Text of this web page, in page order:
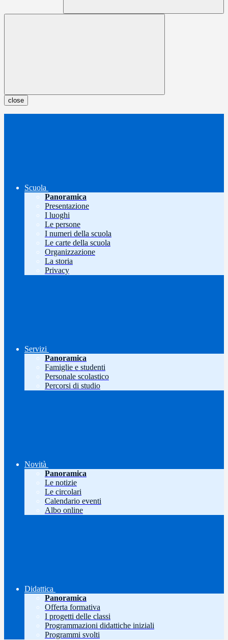
close
Scuola
Panoramica
Presentazione
I luoghi
Le persone
I numeri della scuola
Le carte della scuola
Organizzazione
La storia
Privacy
Servizi
Panoramica
Famiglie e studenti
Personale scolastico
Percorsi di studio
Novità
Panoramica
Le notizie
Le circolari
Calendario eventi
Albo online
Didattica
Panoramica
Offerta formativa
I progetti delle classi
Programmazioni didattiche iniziali
Programmi svolti